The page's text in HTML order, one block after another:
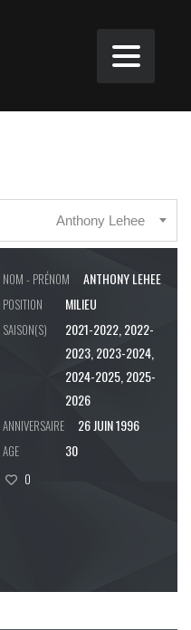
Anthony Lehee
NOM - PRÉNOM ANTHONY LEHEE
POSITION MILIEU
SAISON(S)
2021-2022, 2022-
2023, 2023-2024,
2024-2025, 2025-
2026
ANNIVERSAIRE 26 JUIN 1996
AGE 30
0